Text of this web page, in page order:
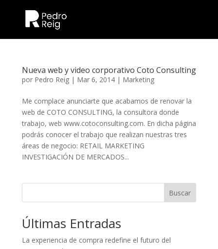
Nueva web y video corporativo Coto Consulting
por Pedro Reig| Mar 6, 2014| Marketing
Me complace anunciarte que acabamos de renovar la
web de COTO CONSULTING, la consultora donde
trabajo, web www.cotoconsulting.com. En dicha página
podrás conocer el trabajo que realizan nuestras tres
áreas de negocio: RETAIL MARKETING
INVESTIGACIÓN DE MERCADOS...
Buscar
Últimas Entradas
La experiencia de compra redefine el futuro del